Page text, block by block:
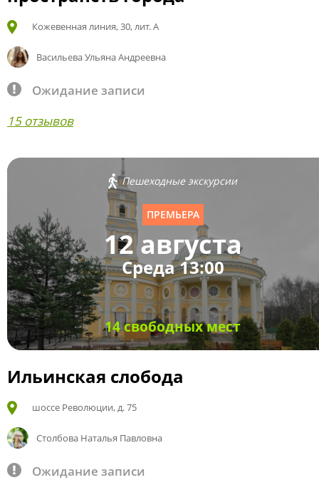
Кожевенная линия, 30, лит. А
Васильева Ульяна Андреевна
Ожидание записи
15 отзывов
Пешеходные экскурсии
ПРЕМЬЕРА
12 августа
Среда 13:00
14 свободных мест
Ильинская слобода
шоссе Революции, д. 75
Столбова Наталья Павловна
Ожидание записи